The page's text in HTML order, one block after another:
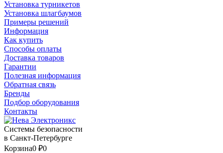
Установка турникетов
Установка шлагбаумов
Примеры решений
Информация
Как купить
Способы оплаты
Доставка товаров
Гарантии
Полезная информация
Обратная связь
Бренды
Подбор оборудования
Контакты
Системы безопасности
в Санкт-Петербурге
Корзина0 ₽0